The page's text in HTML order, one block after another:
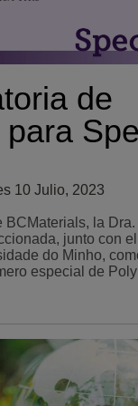
de
10 Julio, 2023
BCMaterials, la
junto con
do Minho,
especial de